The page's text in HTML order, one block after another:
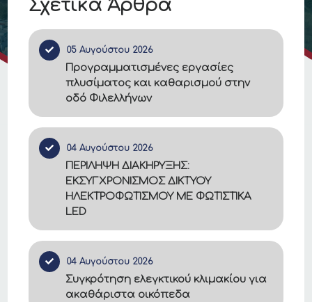
Σχετικά Άρθρα
05 Αυγούστου 2026
Προγραμματισμένες εργασίες
πλυσίματος και καθαρισμού στην
οδό Φιλελλήνων
04 Αυγούστου 2026
ΠΕΡΙΛΗΨΗ ΔΙΑΚΗΡΥΞΗΣ:
ΕΚΣΥΓΧΡΟΝΙΣΜΟΣ ΔΙΚΤΥΟΥ
ΗΛΕΚΤΡΟΦΩΤΙΣΜΟΥ ΜΕ ΦΩΤΙΣΤΙΚΑ
LED
04 Αυγούστου 2026
Συγκρότηση ελεγκτικού κλιμακίου για
ακαθάριστα οικόπεδα